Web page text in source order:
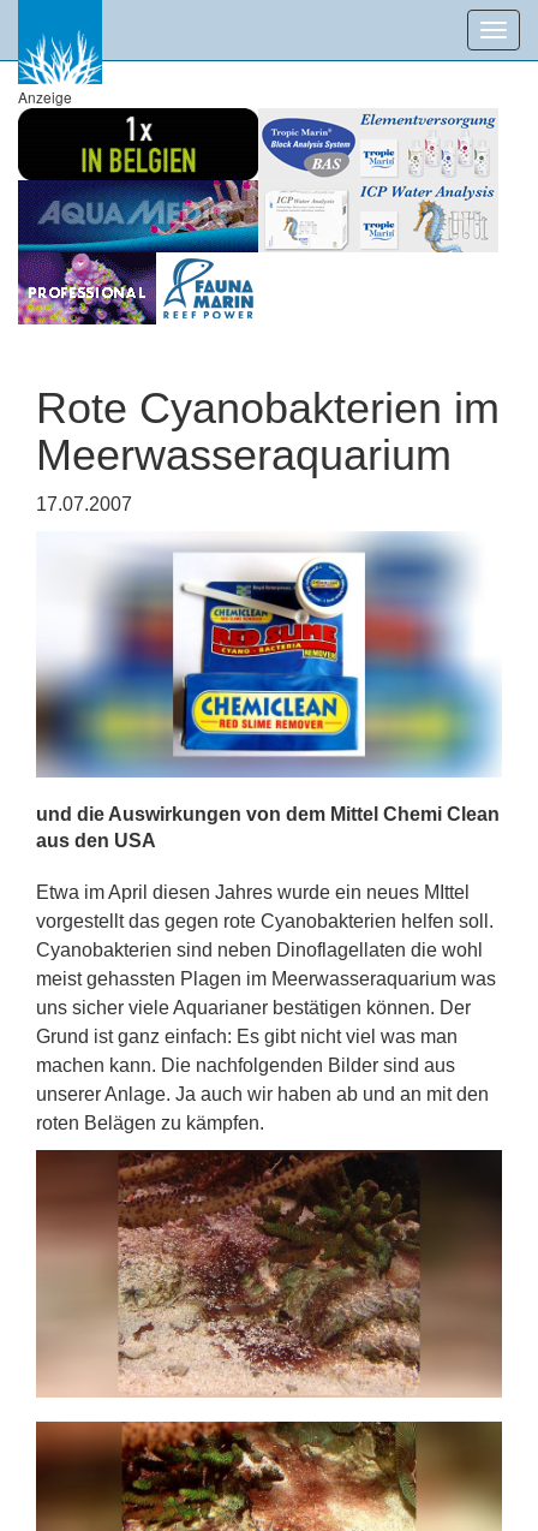
Anzeige
Rote Cyanobakterien im
Meerwasseraquarium
17.07.2007
und die Auswirkungen von dem Mittel Chemi Clean
aus den USA
Etwa im April diesen Jahres wurde ein neues MIttel
vorgestellt das gegen rote Cyanobakterien helfen soll.
Cyanobakterien sind neben Dinoflagellaten die wohl
meist gehassten Plagen im Meerwasseraquarium was
uns sicher viele Aquarianer bestätigen können. Der
Grund ist ganz einfach: Es gibt nicht viel was man
machen kann. Die nachfolgenden Bilder sind aus
unserer Anlage. Ja auch wir haben ab und an mit den
roten Belägen zu kämpfen.